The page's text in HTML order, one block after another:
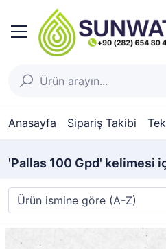
Anasayfa Sipariş Takibi
'Pallas 100 Gpd' kelimesi